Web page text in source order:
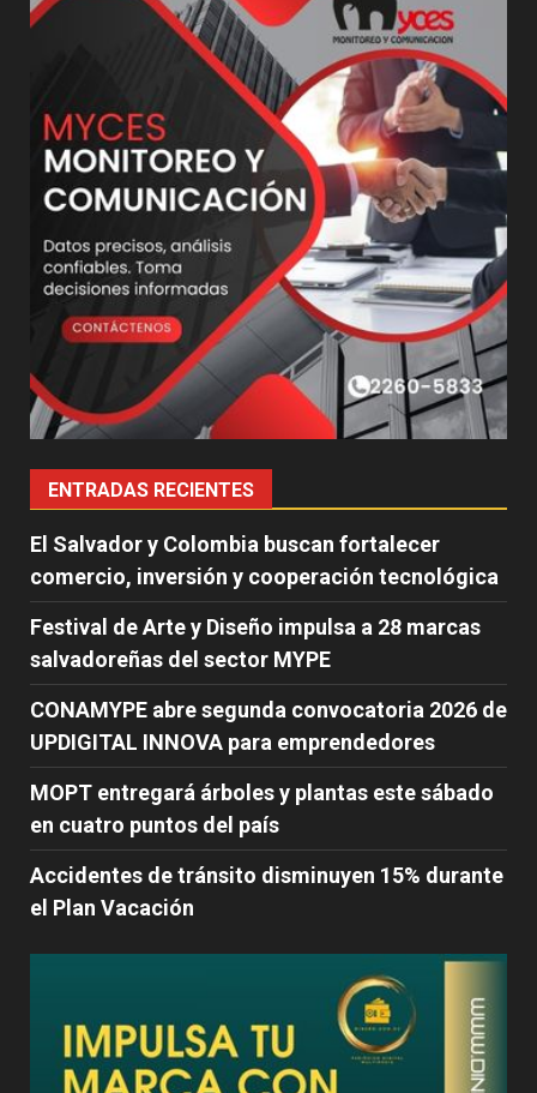
ENTRADAS RECIENTES
El Salvador y Colombia buscan fortalecer
comercio, inversión y cooperación tecnológica
Festival de Arte y Diseño impulsa a 28 marcas
salvadoreñas del sector MYPE
CONAMYPE abre segunda convocatoria 2026 de
UPDIGITAL INNOVA para emprendedores
MOPT entregará árboles y plantas este sábado
en cuatro puntos del país
Accidentes de tránsito disminuyen 15% durante
el Plan Vacación